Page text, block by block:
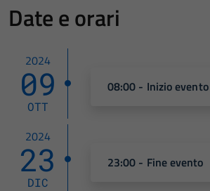
Date e orari
2024
09
OTT
08:00 - Inizio evento
2024
23
DIC
23:00 - Fine evento